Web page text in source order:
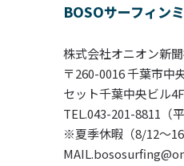
BOSOサーフィン
株式会社オニオン新
〒260-0016 千葉市中
セット千葉中央ビル4F
TEL.043-201-8811（
※夏季休暇（8/12～16